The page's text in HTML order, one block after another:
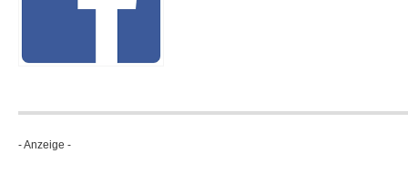
- Anzeige -